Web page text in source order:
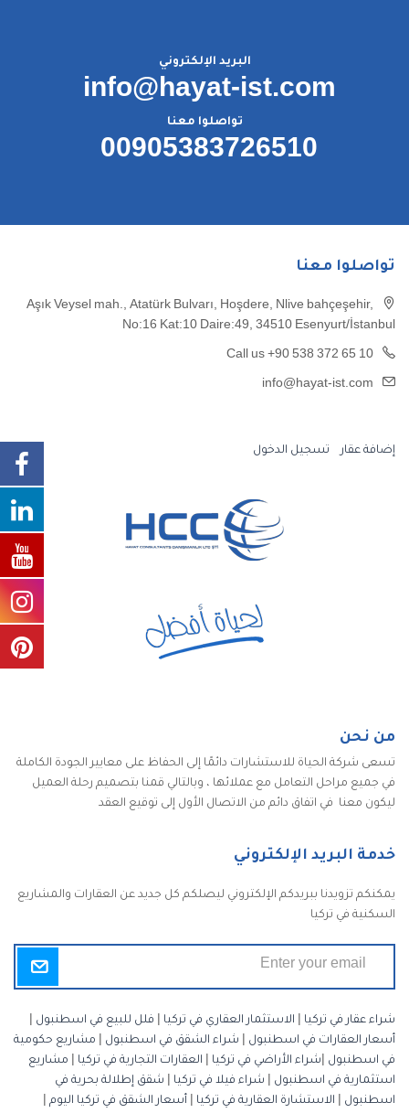
البريد الإلكتروني
info@hayat-ist.com
تواصلوا معنا
00905383726510
تواصلوا معنا
Aşık Veysel mah., Atatürk Bulvarı, Hoşdere, Nlive bahçeşehir,
No:16 Kat:10 Daire:49, 34510 Esenyurt/İstanbul
Call us +90 538 372 65 10
info@hayat-ist.com
إضافة عقار تسجيل الدخول
من نحن
تسعى شركة الحياة للاستشارات دائمًا إلى الحفاظ على معايير الجودة الكاملة
في جميع مراحل التعامل مع عملائها ، وبالتالي قمنا بتصميم رحلة العميل
ليكون معنا في اتفاق دائم من الاتصال الأول إلى توقيع العقد
خدمة البريد الإلكتروني
يمكنكم تزويدنا ببريدكم الإلكتروني ليصلكم كل جديد عن العقارات والمشاريع
السكنية في تركيا
شراء عقار في تركيا الاستثمار العقاري في تركيا فلل للبيع في اسطنبول
أسعار العقارات في اسطنبول
شراء الشقق في اسطنبول
مشاريع حكومية
في اسطنبول
شراء الأراضي في تركيا العقارات التجارية في تركيا
مشاريع
استثمارية في اسطنبول
شراء فيلا في تركيا
شقق إطلالة بحرية في
اسطنبول
الاستشارة العقارية في تركيا أسعار الشقق في تركيا اليوم